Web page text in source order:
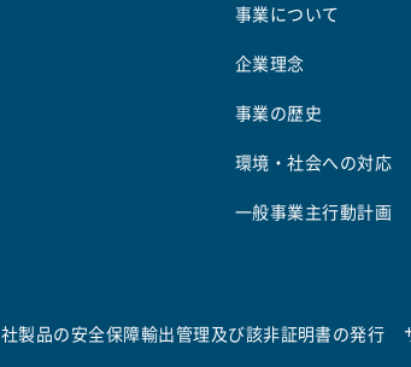
事業について
企業理念
事業の歴史
環境・社会への対応
一般事業主行動計画
製品の安全保障輸出管理及び該非証明書の発行